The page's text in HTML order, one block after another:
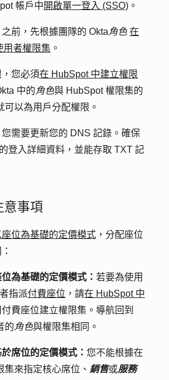
帳戶中開啟單一登入 (SSO) 。
前，先根據團隊的 Okta角色 在
用者權限集 。
您必須在 HubSpot 中建立權限
中的角色與 HubSpot 權限集的
可以為用戶分配權限。
需要更新您的 DNS 記錄。確保
登入詳細資料，並能存取 TXT 記
意事項
座位為基礎的定價模式 ，分配座位
為基礎的定價模式： 若要為使用
指派付費座位 ，請在 HubSpot 中
付費座位建立權限集。導航回到
的角色與權限集相同。
席位的定價模式： 您不能根據在
集來指定核心席位、 銷售或服務